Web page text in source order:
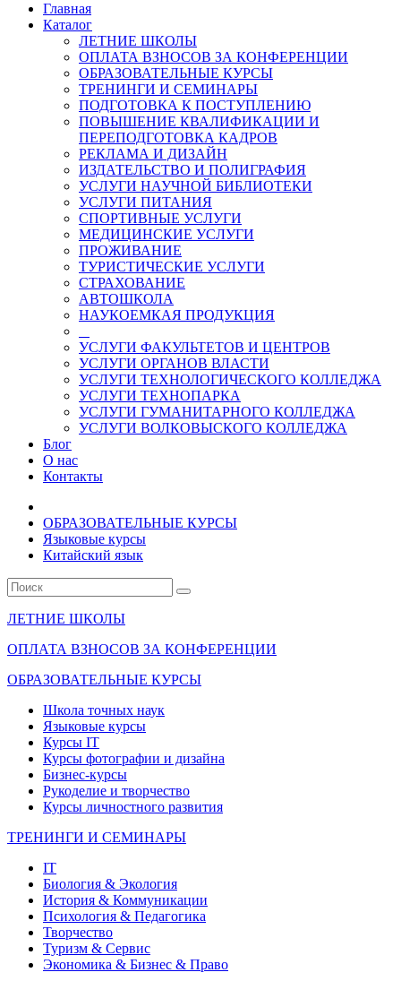
Главная
Каталог
ЛЕТНИЕ ШКОЛЫ
ОПЛАТА ВЗНОСОВ ЗА КОНФЕРЕНЦИИ
ОБРАЗОВАТЕЛЬНЫЕ КУРСЫ
ТРЕНИНГИ И СЕМИНАРЫ
ПОДГОТОВКА К ПОСТУПЛЕНИЮ
ПОВЫШЕНИЕ КВАЛИФИКАЦИИ И
ПЕРЕПОДГОТОВКА КАДРОВ
РЕКЛАМА И ДИЗАЙН
ИЗДАТЕЛЬСТВО И ПОЛИГРАФИЯ
УСЛУГИ НАУЧНОЙ БИБЛИОТЕКИ
УСЛУГИ ПИТАНИЯ
СПОРТИВНЫЕ УСЛУГИ
МЕДИЦИНСКИЕ УСЛУГИ
ПРОЖИВАНИЕ
ТУРИСТИЧЕСКИЕ УСЛУГИ
СТРАХОВАНИЕ
АВТОШКОЛА
НАУКОЕМКАЯ ПРОДУКЦИЯ
УСЛУГИ ФАКУЛЬТЕТОВ И ЦЕНТРОВ
УСЛУГИ ОРГАНОВ ВЛАСТИ
УСЛУГИ ТЕХНОЛОГИЧЕСКОГО КОЛЛЕДЖА
УСЛУГИ ТЕХНОПАРКА
УСЛУГИ ГУМАНИТАРНОГО КОЛЛЕДЖА
УСЛУГИ ВОЛКОВЫСКОГО КОЛЛЕДЖА
Блог
О нас
Контакты
ОБРАЗОВАТЕЛЬНЫЕ КУРСЫ
Языковые курсы
Китайский язык
ЛЕТНИЕ ШКОЛЫ
ОПЛАТА ВЗНОСОВ ЗА КОНФЕРЕНЦИИ
ОБРАЗОВАТЕЛЬНЫЕ КУРСЫ
Школа точных наук
Языковые курсы
Курсы IT
Курсы фотографии и дизайна
Бизнес-курсы
Рукоделие и творчество
Курсы личностного развития
ТРЕНИНГИ И СЕМИНАРЫ
IT
Биология & Экология
История & Коммуникации
Психология & Педагогика
Творчество
Туризм & Сервис
Экономика & Бизнес & Право